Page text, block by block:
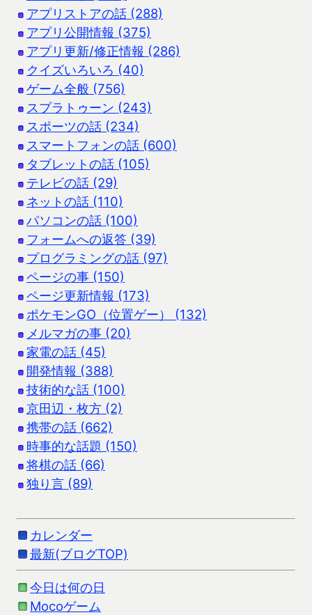
アプリストアの話 (288)
アプリ公開情報 (375)
アプリ更新/修正情報 (286)
クイズいろいろ (40)
ゲーム全般 (756)
スプラトゥーン (243)
スポーツの話 (234)
スマートフォンの話 (600)
タブレットの話 (105)
テレビの話 (29)
ネットの話 (110)
パソコンの話 (100)
フォームへの返答 (39)
プログラミングの話 (97)
ページの事 (150)
ページ更新情報 (173)
ポケモンGO（位置ゲー） (132)
メルマガの事 (20)
家電の話 (45)
開発情報 (388)
技術的な話 (100)
京田辺・枚方 (2)
携帯の話 (662)
時事的な話題 (150)
将棋の話 (66)
独り言 (89)
カレンダー
最新(ブログTOP)
今日は何の日
Mocoゲーム